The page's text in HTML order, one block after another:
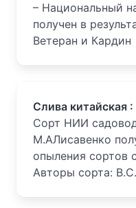
– Национальный
получен в
Ветеран и Кардин
Слива китайская :
Сорт НИИ
М.АЛисавенко
опыления сортов
Авторы сорта: